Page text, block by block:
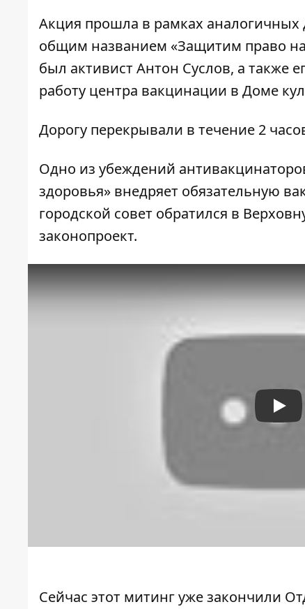
Акция прошла в рамках аналогичных
общим названием «Защитим право
был активист Антон Суслов, а также
работу центра вакцинации в Доме
Дорогу перекрывали в течение 2
Одно из убеждений
здоровья» внедряет обязательную
городской совет обратился в
законопроект.
Play
Сейчас этот митинг уже закончили